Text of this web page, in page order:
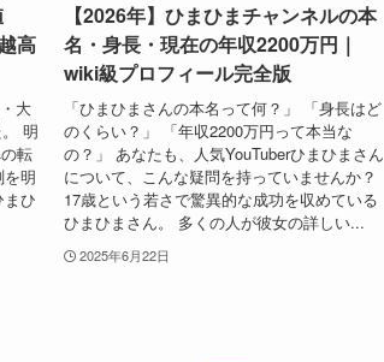
高
大
明
転
明
ひ
【2026年】ひまひまチャンネルの本
名・身長・現在の年収2200万円｜
wiki級プロフィール完全版
「ひまひまさんの本名って何？」 「身長はど
のくらい？」 「年収2200万円って本当な
の？」 あなたも、人気YouTuberひまひまさん
について、こんな疑問を持っていませんか？
17歳という若さで驚異的な成功を収めている
ひまひまさん。 多くの人が彼女の詳しい...
2025年6月22日